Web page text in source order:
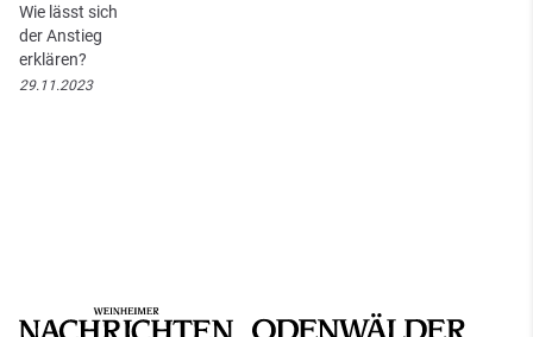
Wie lässt sich
der Anstieg
erklären?
29.11.2023